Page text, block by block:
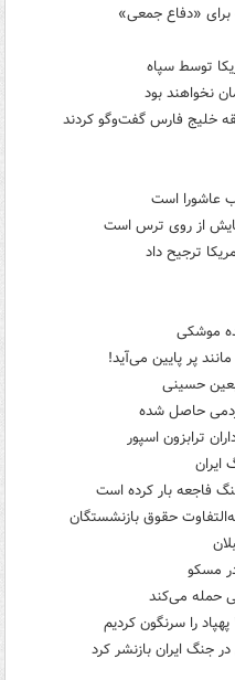
برای «دفاع جمعی»
توسط سپاه
نخواهند بود
خلیج فارس گفت‌وگو کردند
عاشورا است
از روی ترس است
ترجیح داد
موشکی
پر پایین می‌آید!
حسینی
حاصل شده
ترابزون اسپور
ایران
فاجعه بار کرده است
حقوق بازنشستگان
مسکو
جنگ ایران بازنشر کرد